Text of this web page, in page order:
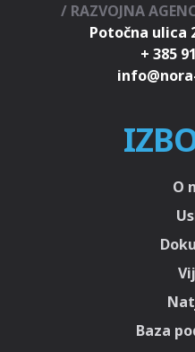
/ RAZVOJNA
Potočna ulica
+ 385
O
Baza